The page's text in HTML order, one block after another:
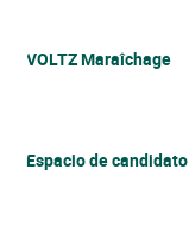
VOLTZ Maraîchage
Espacio de candidato